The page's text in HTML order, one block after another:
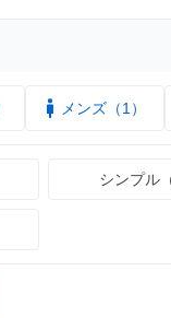
メンズ（1）
シンプル